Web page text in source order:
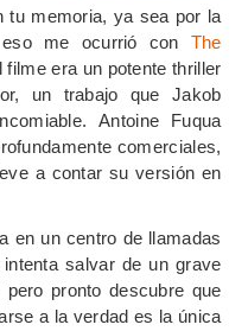
tu memoria, ya sea por la
me ocurrió con The
era un potente thriller
un trabajo que Jakob
Antoine Fuqua
comerciales,
a contar su versión en
en un centro de llamadas
salvar de un grave
pronto descubre que
a la verdad es la única